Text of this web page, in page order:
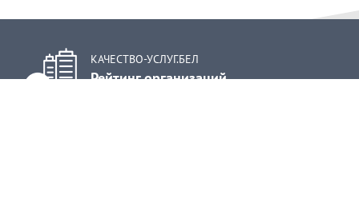
КАЧЕСТВО-УСЛУГ.БЕЛ
Рейтинг организаций